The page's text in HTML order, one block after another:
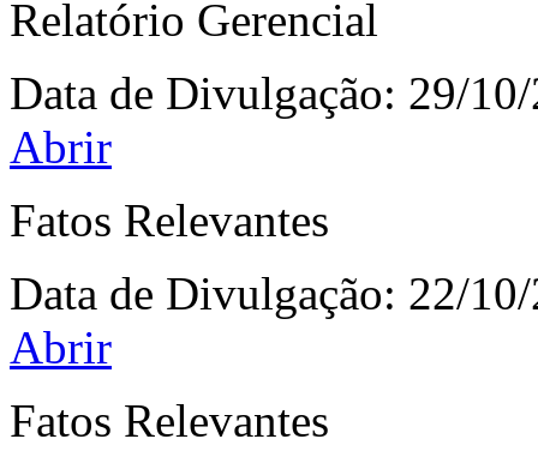
Relatório Gerencial
Data de Divulgação: 29/
Abrir
Fatos Relevantes
Data de Divulgação: 22/
Abrir
Fatos Relevantes